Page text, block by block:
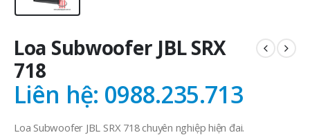
Loa Subwoofer JBL SRX
718
Liên hệ: 0988.235.713
Loa Subwoofer JBL SRX 718 chuyên nghiệp hiện đai.